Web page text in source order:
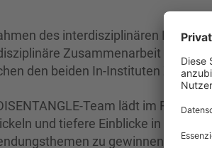
des interdisziplinären
Zusammenarbeit an der
den beiden In-Instituten ZIRKON
Team lädt im
und tiefere Einblicke in die
zu gewinnen. Ziel